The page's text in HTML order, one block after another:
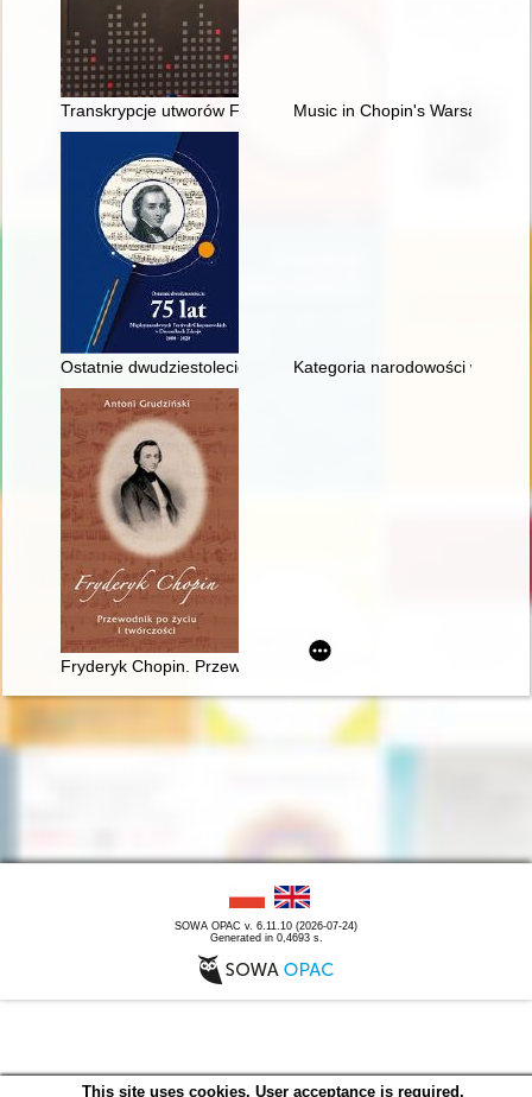
Transkrypcje utworów Fryderyka Chopina : katalog
Music in Chopin's Warsaw
Ostatnie dwudziestolecie : 75 lat Międzynarodowych
Kategoria narodowości w
Fryderyk Chopin. Przewodnik po życiu i twórczości
SOWA OPAC v. 6.11.10 (2026-07-24)
Generated in 0,4693 s.
This site uses cookies. User acceptance is required.